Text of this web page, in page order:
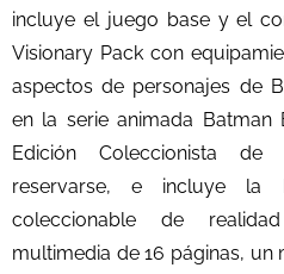
incluye el juego base y el
Visionary Pack con
aspectos de personajes de
en la serie animada
Edición Coleccionista de
reservarse, e incluye la
coleccionable de
multimedia de 16 páginas, un